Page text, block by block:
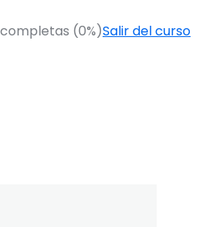
(0%)Salir del curso